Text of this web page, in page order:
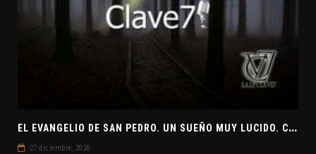
E
L EVANGELIO DE SAN PEDRO. UN SUEÑO MUY LUCIDO. CLAVE7 NEWS ¿PREPARADOS PARA UNA VISITA EXTRATERRESTRE?
27 diciembre, 2020